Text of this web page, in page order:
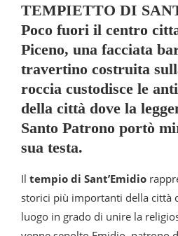
TEMPIETTO DI
Poco fuori il centro
Piceno, una facciata
travertino costruita
roccia custodisce le
della città dove la
Santo Patrono portò
sua testa.
Il tempio di Sant’Emidio
storici più importanti della città
luogo in grado di unire la